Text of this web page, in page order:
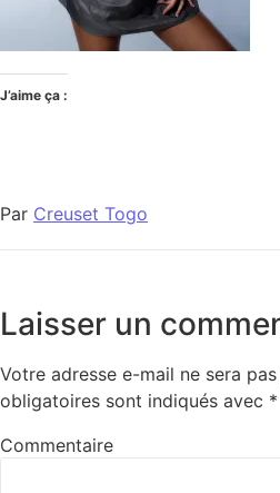
J’aime ça :
Par Creuset Togo
Laisser un
Votre adresse e-mail ne sera
obligatoires sont indiqués avec *
Commentaire